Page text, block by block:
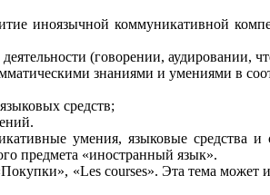
иноязычной коммуникативной
(говорении, аудировании,
знаниями и умениями в
средств;
умения, языковые средства и
предмета «иностранный язык».
«Les courses». Эта тема может